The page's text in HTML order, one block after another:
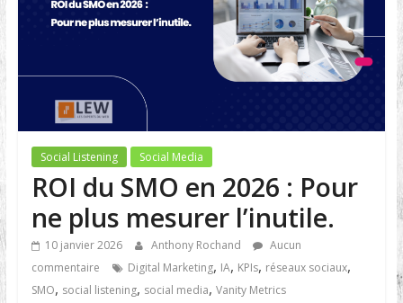
Social Listening Social Media
ROI du SMO en 2026 : Pour
ne plus mesurer l’inutile.
10 janvier 2026 Anthony Rochand
Aucun
commentaire
Digital Marketing, IA, KPIs, réseaux sociaux,
SMO, social listening, social media, Vanity Metrics